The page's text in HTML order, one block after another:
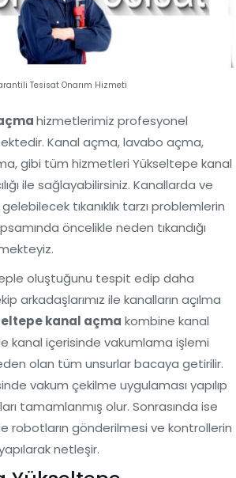
Tesisat Onarım Hizmeti
hizmetlerimiz profesyonel
Kanal açma, lavabo açma,
gibi tüm hizmetleri Yükseltepe kanal
ile sağlayabilirsiniz. Kanallarda ve
tıkanıklık tarzı problemlerin
öncelikle neden tıkandığı
oluştuğunu tespit edip daha
arkadaşlarımız ile kanalların açılma
kanal açma kombine kanal
kanal içerisinde vakumlama işlemi
olan tüm unsurlar bacaya getirilir.
vakum çekilme uygulaması yapılıp
tamamlanmış olur. Sonrasında ise
robotların gönderilmesi ve kontrollerin
netleşir.